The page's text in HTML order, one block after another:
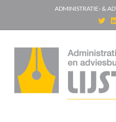
ADMINISTRATIE- &
T
w
i
e
r
n
d
i
n